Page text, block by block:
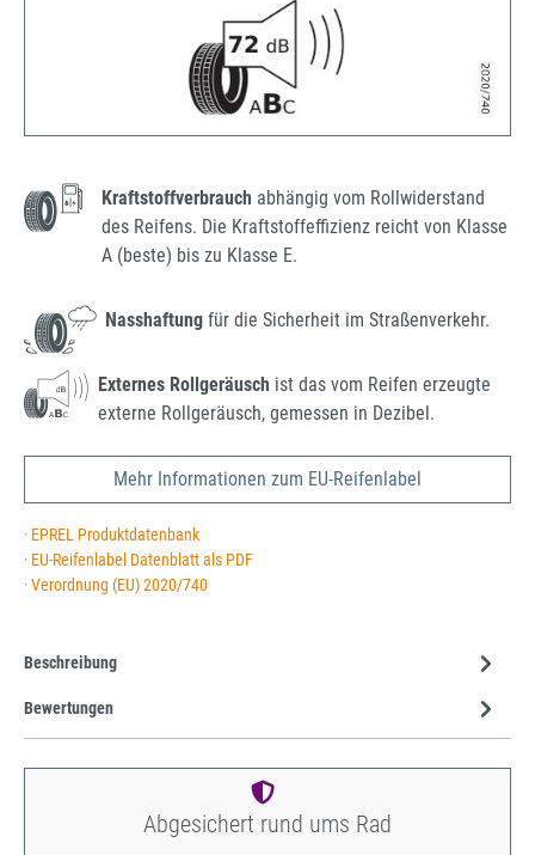
Kraftstoffverbrauch abhängig vom Rollwiderstand
des Reifens. Die Kraftstoffeffizienz reicht von Klasse
A (beste) bis zu Klasse E.
Nasshaftung für die Sicherheit im Straßenverkehr.
Externes Rollgeräusch ist das vom Reifen erzeugte
externe Rollgeräusch, gemessen in Dezibel.
Mehr Informationen zum EU-Reifenlabel
· EPREL Produktdatenbank
· EU-Reifenlabel Datenblatt als PDF
· Verordnung (EU) 2020/740
Beschreibung
Bewertungen
Abgesichert rund ums Rad